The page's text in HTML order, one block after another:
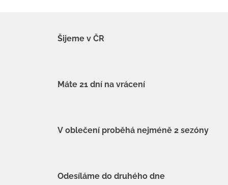
Šijeme v ČR
Máte 21 dní na vrácení
V oblečení proběhá nejméně 2 sezóny
Odesíláme do druhého dne